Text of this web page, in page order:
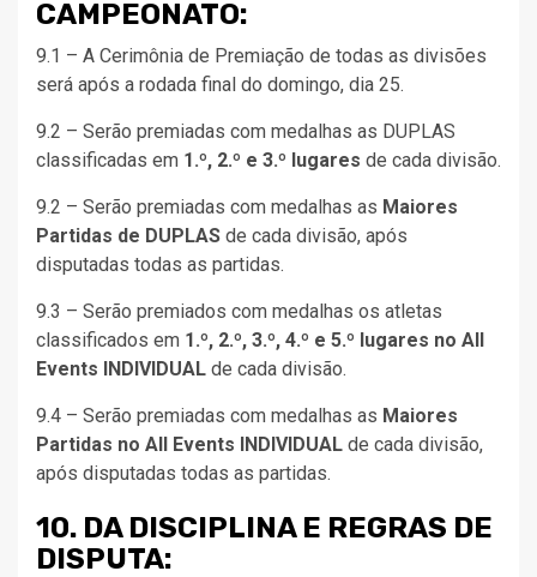
CAMPEONATO:
9.1 – A Cerimônia de Premiação de todas as divisões
será após a rodada final do domingo, dia 25.
9.2 – Serão premiadas com medalhas as DUPLAS
classificadas em 1.º, 2.º e 3.º lugares de cada divisão.
9.2 – Serão premiadas com medalhas as Maiores
Partidas de DUPLAS de cada divisão, após
disputadas todas as partidas.
9.3 – Serão premiados com medalhas os atletas
classificados em 1.º, 2.º, 3.º, 4.º e 5.º lugares no All
Events INDIVIDUAL de cada divisão.
9.4 – Serão premiadas com medalhas as Maiores
Partidas no All Events INDIVIDUAL de cada divisão,
após disputadas todas as partidas.
10. DA DISCIPLINA E REGRAS DE
DISPUTA: